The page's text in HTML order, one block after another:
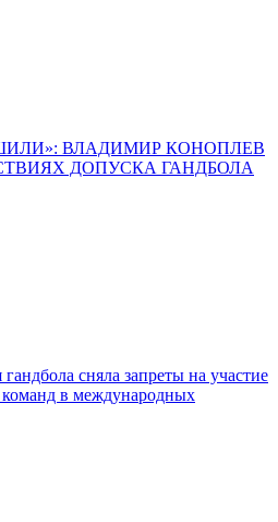
ВЛАДИМИР КОНОПЛЕВ
ДОПУСКА ГАНДБОЛА
сняла запреты на участие
команд в международных